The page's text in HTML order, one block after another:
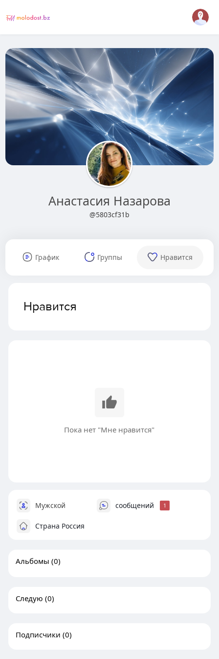
Анастасия Назарова
@5803cf31b
График Группы Нравится
Нравится
Пока нет "Мне нравится"
Мужской сообщений 1
Страна Россия
Альбомы (0)
Следую (0)
Подписчики (0)